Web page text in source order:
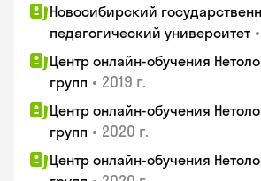
Новосибирский
педагогический университет •
Центр онлайн-обучения
групп • 2019 г.
Центр онлайн-обучения
групп • 2020 г.
Центр онлайн-обучения